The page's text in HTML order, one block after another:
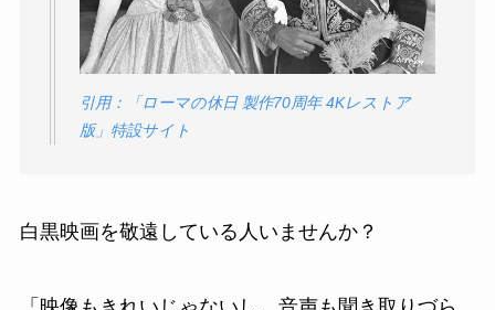
引用：「ローマの休日 製作70周年 4Kレストア
版」特設サイト
白黒映画を敬遠している人いませんか？